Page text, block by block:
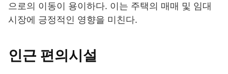
으로의 이동이 용이하다. 이는 주택의 매매 및 임대
시장에 긍정적인 영향을 미친다.
인근 편의시설